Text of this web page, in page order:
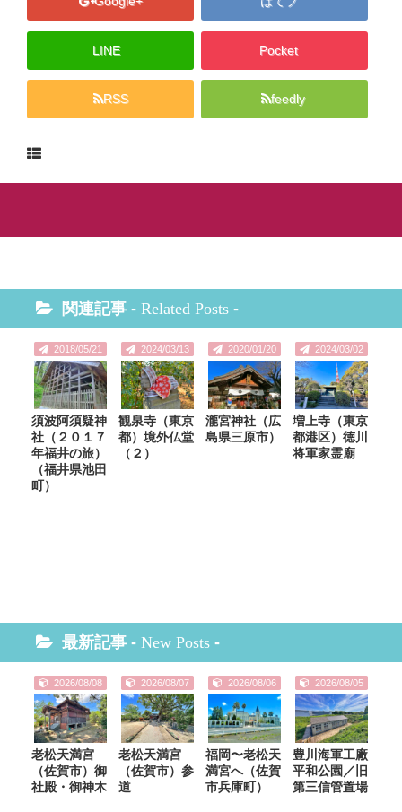
LINE Pocket
RSS feedly
関連記事 - Related Posts -
2018/05/21
須波阿須疑神
社（２０１７
年福井の旅）
（福井県池田
町）
2024/03/13
観泉寺（東京
都）境外仏堂
（２）
2020/01/20
瀧宮神社（広
島県三原市）
2024/03/02
増上寺（東京
都港区）徳川
将軍家霊廟
最新記事 - New Posts -
2026/08/08
老松天満宮
（佐賀市）御
社殿・御神木
2026/08/07
老松天満宮
（佐賀市）参
道
2026/08/06
福岡〜老松天
満宮へ（佐賀
市兵庫町）
2026/08/05
豊川海軍工廠
平和公園／旧
第三信管置場